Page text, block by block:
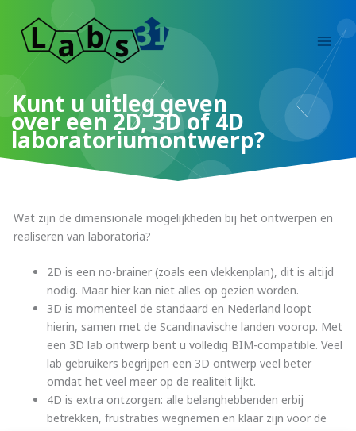
naar
Kunt u uitleg geven
over een 2D, 3D of 4D
laboratoriumontwerp?
Wat zijn de dimensionale mogelijkheden bij het ontwerpen en
realiseren van laboratoria?
2D is een no-brainer (zoals een vlekkenplan), dit is altijd
nodig. Maar hier kan niet alles op gezien worden.
3D is momenteel de standaard en Nederland loopt
hierin, samen met de Scandinavische landen voorop. Met
een 3D lab ontwerp bent u volledig BIM-compatible. Veel
lab gebruikers begrijpen een 3D ontwerp veel beter
omdat het veel meer op de realiteit lijkt.
4D is extra ontzorgen: alle belanghebbenden erbij
betrekken, frustraties wegnemen en klaar zijn voor de